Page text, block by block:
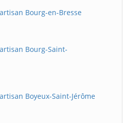
Bourg-en-Bresse
Bourg-Saint-
Boyeux-Saint-Jérôme